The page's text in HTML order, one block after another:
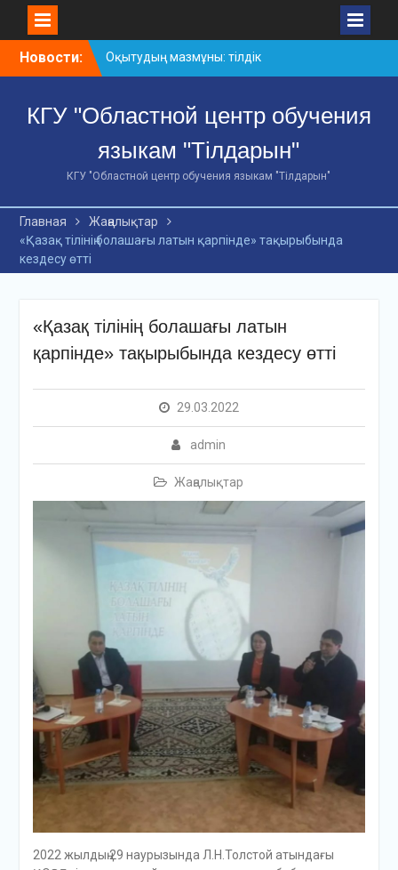
Новости:
Оқытудың мазмұны: тілдік
дағдылар және
стратегиялар
АХМЕТ БАЙТҰРСЫНҰЛЫ
АТЫНДАҒЫ «ҮЗДІК
ОҚЫТУШЫ-2026»
«Мемлекеттік тіл –
Тәуелсіздік символы»
облыстық байқауы
КГУ "Областной центр обучения
языкам "Тілдарын"
КГУ "Областной центр обучения языкам "Тілдарын"
Главная
Жаңалықтар
«Қазақ тілінің болашағы латын қарпінде» тақырыбында
кездесу өтті
«Қазақ тілінің болашағы латын
қарпінде» тақырыбында кездесу өтті
29.03.2022
admin
Жаңалықтар
2022 жылдың 29 наурызында Л.Н.Толстой атындағы